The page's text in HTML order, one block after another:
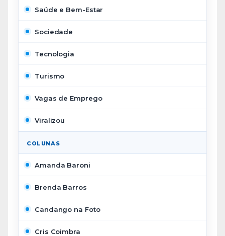
Saúde e Bem-Estar
Sociedade
Tecnologia
Turismo
Vagas de Emprego
Viralizou
COLUNAS
Amanda Baroni
Brenda Barros
Candango na Foto
Cris Coimbra